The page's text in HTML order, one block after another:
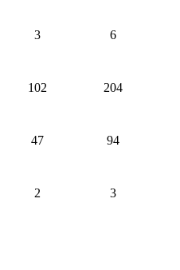
3 6
102 204
47 94
2 3